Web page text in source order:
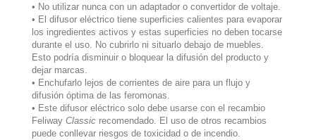
• No utilizar nunca con un adaptador o convertidor de voltaje.
• El difusor eléctrico tiene superficies calientes para evaporar
los ingredientes activos y estas superficies no deben tocarse
durante el uso. No cubrirlo ni situarlo debajo de muebles.
Esto podría disminuir o bloquear la difusión del producto y
dejar marcas.
• Enchufarlo lejos de corrientes de aire para un flujo y
difusión óptima de las feromonas.
• Este difusor eléctrico solo debe usarse con el recambio
Feliway Classic recomendado. El uso de otros recambios
puede conllevar riesgos de toxicidad o de incendio.